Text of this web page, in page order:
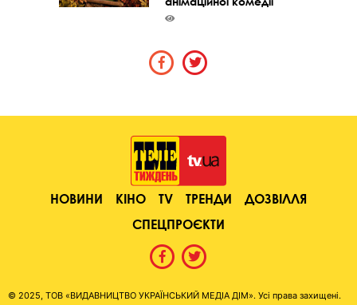
НОВИНИ КІНО TV ТРЕНДИ
ДОЗВІЛЛЯ
СПЕЦПРОЄКТИ
© 2025, ТОВ «ВИДАВНИЦТВО УКРАЇНСЬКИЙ МЕДІА ДІМ». Усі права захищені.